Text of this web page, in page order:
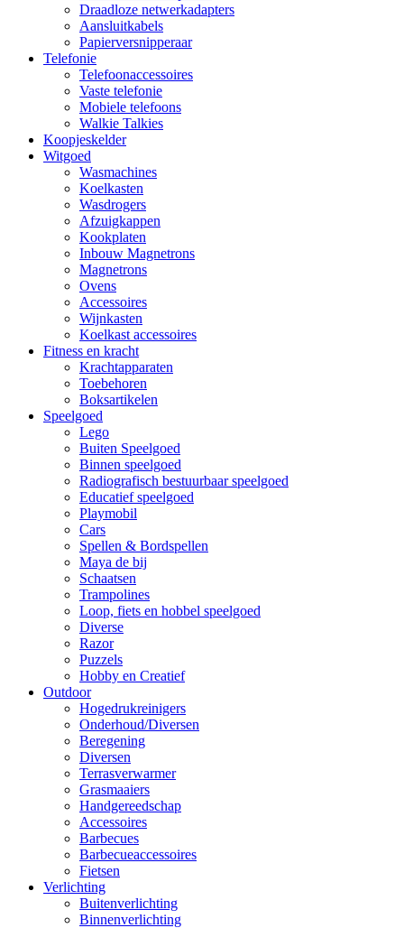
Draadloze netwerkadapters
Aansluitkabels
Papierversnipperaar
Telefonie
Telefoonaccessoires
Vaste telefonie
Mobiele telefoons
Walkie Talkies
Koopjeskelder
Witgoed
Wasmachines
Koelkasten
Wasdrogers
Afzuigkappen
Kookplaten
Inbouw Magnetrons
Magnetrons
Ovens
Accessoires
Wijnkasten
Koelkast accessoires
Fitness en kracht
Krachtapparaten
Toebehoren
Boksartikelen
Speelgoed
Lego
Buiten Speelgoed
Binnen speelgoed
Radiografisch bestuurbaar speelgoed
Educatief speelgoed
Playmobil
Cars
Spellen & Bordspellen
Maya de bij
Schaatsen
Trampolines
Loop, fiets en hobbel speelgoed
Diverse
Razor
Puzzels
Hobby en Creatief
Outdoor
Hogedrukreinigers
Onderhoud/Diversen
Beregening
Diversen
Terrasverwarmer
Grasmaaiers
Handgereedschap
Accessoires
Barbecues
Barbecueaccessoires
Fietsen
Verlichting
Buitenverlichting
Binnenverlichting